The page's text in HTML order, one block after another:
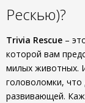
Рескью)?
Trivia Rescue –
которой вам
милых животных.
головоломки, что
развивающей.